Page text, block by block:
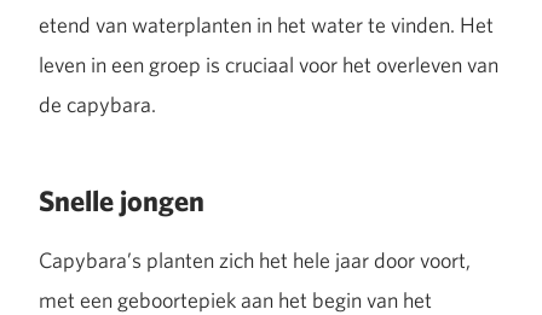
etend van waterplanten in het water te vinden. Het
leven in een groep is cruciaal voor het overleven van
de capybara.
Snelle jongen
Capybara’s planten zich het hele jaar door voort,
met een geboortepiek aan het begin van het